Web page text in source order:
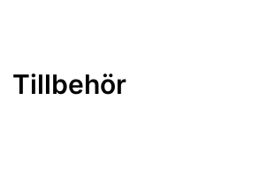
m
Tillbehör